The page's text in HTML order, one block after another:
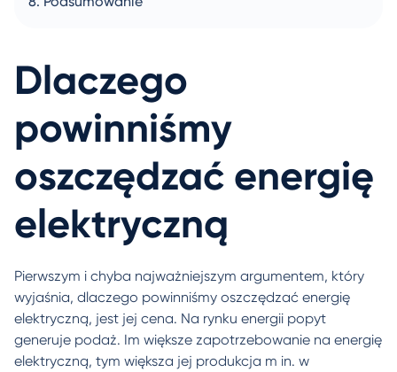
Dlaczego
powinniśmy
oszczędzać energię
elektryczną
Pierwszym i chyba najważniejszym argumentem, który
wyjaśnia, dlaczego powinniśmy oszczędzać energię
elektryczną, jest jej cena. Na rynku energii popyt
generuje podaż. Im większe zapotrzebowanie na energię
elektryczną, tym większa jej produkcja m in. w